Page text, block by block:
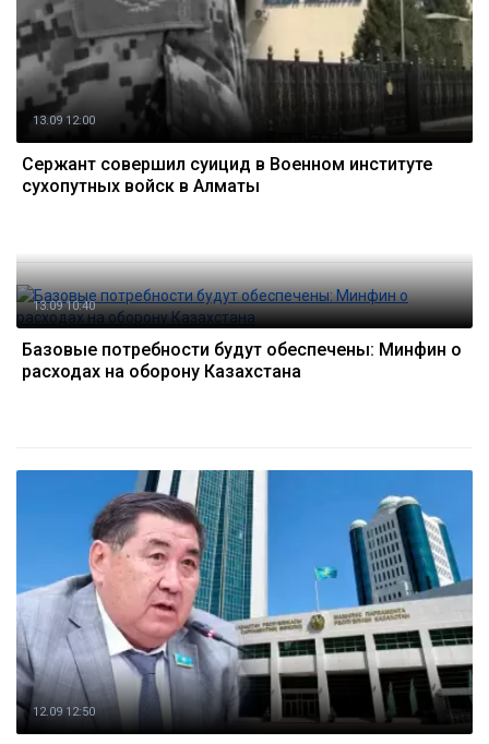
13.09 12:00
Сержант совершил суицид в Военном институте
сухопутных войск в Алматы
13.09 10:40
Базовые потребности будут обеспечены: Минфин о
расходах на оборону Казахстана
12.09 12:50